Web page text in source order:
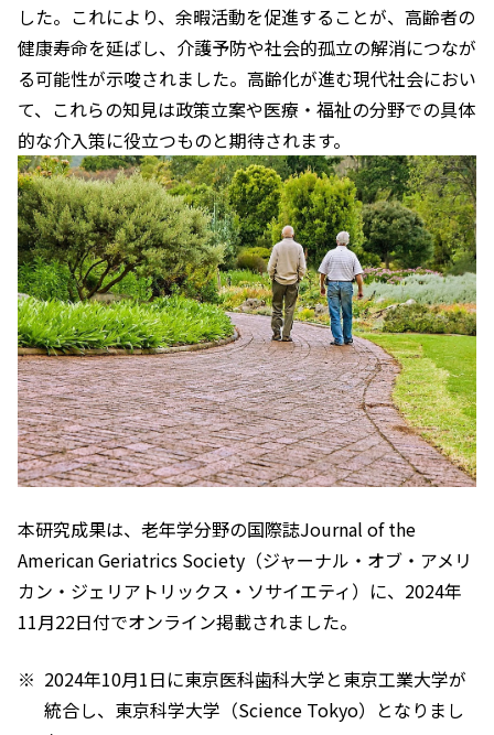
した。これにより、余暇活動を促進することが、高齢者の
健康寿命を延ばし、介護予防や社会的孤立の解消につなが
る可能性が示唆されました。高齢化が進む現代社会におい
て、これらの知見は政策立案や医療・福祉の分野での具体
的な介入策に役立つものと期待されます。
本研究成果は、老年学分野の国際誌Journal of the
American Geriatrics Society （ジャーナル・オブ・アメリ
カン・ジェリアトリックス・ソサイエティ）に、2024年
11月22日付でオンライン掲載されました。
2024年10月1日に東京医科歯科大学と東京工業大学が
統合し、東京科学大学（Science Tokyo）となりまし